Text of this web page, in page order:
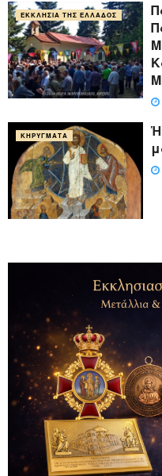
ΕΚΚΛΗΣΊΑ ΤΗΣ ΕΛΛΆΔΟΣ
ΚΗΡΎΓΜΑΤΑ